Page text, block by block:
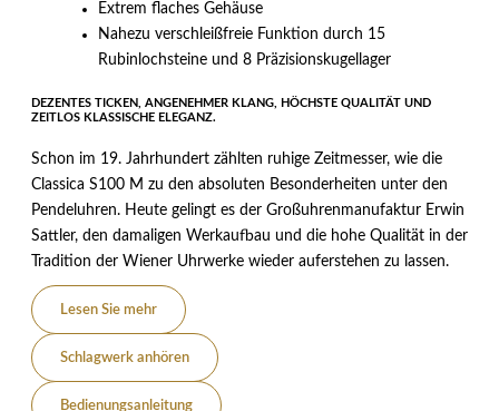
Extrem flaches Gehäuse
Nahezu verschleißfreie Funktion durch 15
Rubinlochsteine und 8 Präzisionskugellager
DEZENTES TICKEN, ANGENEHMER KLANG, HÖCHSTE QUALITÄT UND
ZEITLOS KLASSISCHE ELEGANZ.
Schon im 19. Jahrhundert zählten ruhige Zeitmesser, wie die
Classica S100 M zu den absoluten Besonderheiten unter den
Pendeluhren. Heute gelingt es der Großuhrenmanufaktur Erwin
Sattler, den damaligen Werkaufbau und die hohe Qualität in der
Tradition der Wiener Uhrwerke wieder auferstehen zu lassen.
Lesen Sie mehr
Schlagwerk anhören
Bedienungsanleitung